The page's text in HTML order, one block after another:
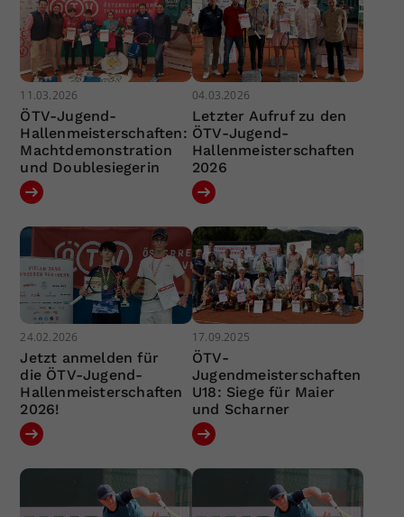
11.03.2026
ÖTV-Jugend-
Hallenmeisterschaften:
Machtdemonstration
und Doublesiegerin
04.03.2026
Letzter Aufruf zu den
ÖTV-Jugend-
Hallenmeisterschaften
2026
24.02.2026
Jetzt anmelden für
die ÖTV-Jugend-
Hallenmeisterschaften
2026!
17.09.2025
ÖTV-
Jugendmeisterschaften
U18: Siege für Maier
und Scharner